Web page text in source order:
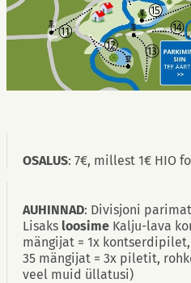
OSALUS: 7€, millest 1€ HIO
AUHINNAD: Divisjoni
Lisaks loosime Kalju-lava
mängijat = 1x
35 mängijat = 3x piletit,
veel muid üllatusi)